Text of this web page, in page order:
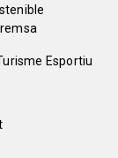
Esportiu